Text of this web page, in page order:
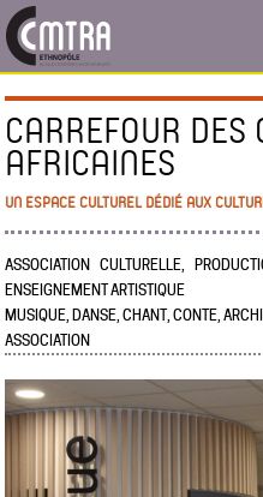
CARREFOUR DES
AFRICAINES
UN ESPACE CULTUREL DÉDIÉ AUX
ASSOCIATION CULTURELLE,
ENSEIGNEMENT ARTISTIQUE
MUSIQUE, DANSE, CHANT, CONTE,
ASSOCIATION